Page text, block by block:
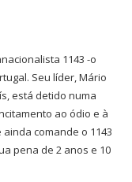
1143 -o
Seu líder, Mário
está detido numa
ao ódio e à
comande o 1143
pena de 2 anos e 10